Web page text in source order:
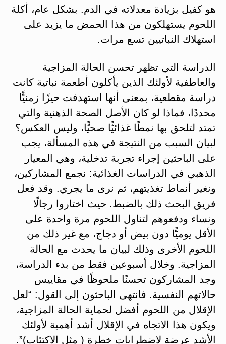
هو كفيل بزيادة معدلاته في الدم. بشكل عام، أكلة
اللحوم يستهلكون من هذا الحمض ما يزيد على
استهلاك النباتيين تسع مرات.
الدراسة التي تظهر تحسن الحالة المزاجية
والعاطفية لأولئك الذين يأكلون أطعمة نباتية كانت
دراسة مقطعية، بمعنى أنها استهدفت حيزًا زمنيًّا
محددًا، فماذا لو كان الأصل الصحة الذهنية والتي
تمتد لتلحق بها نمطًا غذائيًّا صحيًّا، وليس العكس؟
لبيان السبب من النتيجة في هذه المسألة، يجب
على الباحثين إجراء تجربة تدخلية، وهي المعيار
الذهبي في الدراسات الغذائية: نجمع المشاركين،
ونغير أنماط تغذيتهم، ثم نرى ما يجري. وقد فعل
فريق البحث ذلك بالضبط. حيث اختاروا رجالًا
ونساء ودفعوهم لتناول اللحوم مرة واحدة على
الأقل يوميًّا دون بيض أو دجاج، مع غير ذلك من
اللحوم الأخرى وذلك لبيان ما يحدث مع الحالة
المزاجية. وخلال أسبوعين فقط من بدء الدراسة،
وجد المشاركون تحسنًا ملحوظًا في مقاييس
حالاتهم النفسية. فانتهى الباحثون إلى القول: “لعل
الإقلال من اللحوم أفضل لحماية الحالة المزاجية،
ويكون هذا الاتجاه في الإقلال أشد أهمية لأولئك
الأشد عرضة لاضطرابات خطرة ( مثل الاكتئاب)”.